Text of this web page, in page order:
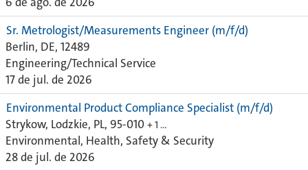
Sr. Metrologist/Measurements Engineer (m/f/d)
Berlin, DE, 12489
Engineering/Technical Service
17 de jul. de 2026
Environmental Product Compliance Specialist (m/f/d)
Strykow, Lodzkie, PL, 95-010 + 1 …
Environmental, Health, Safety & Security
28 de jul. de 2026